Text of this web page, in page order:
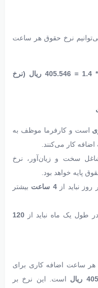
نرخ دستمزد ساعتی در 1.4، می‌توانیم نرخ حقوق هر ساعت
289.674 ریال (نرخ دستمزد ساعتی) * 1.4 = 405.546 ریال (نرخ
است و کارفرما موظف به
کار می‌کنند.
سخت و زیان‌آور، نرخ
روز نباید از4 ساعت
بیشتر
طول یک ماه نباید از 120
هر ساعت اضافه کاری برای
ریال
است. این نرخ بر